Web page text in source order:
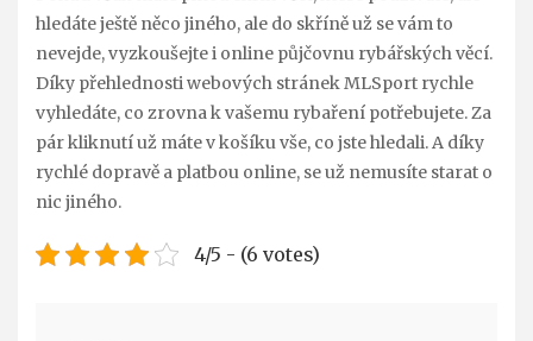
hledáte ještě něco jiného, ale do skříně už se vám to
nevejde, vyzkoušejte i online půjčovnu rybářských věcí.
Díky přehlednosti webových stránek MLSport rychle
vyhledáte, co zrovna k vašemu rybaření potřebujete. Za
pár kliknutí už máte v košíku vše, co jste hledali. A díky
rychlé dopravě a platbou online, se už nemusíte starat o
nic jiného.
4/5 - (6 votes)